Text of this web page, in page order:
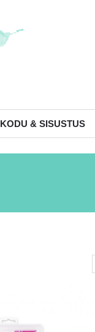
KODU & SISUSTUS